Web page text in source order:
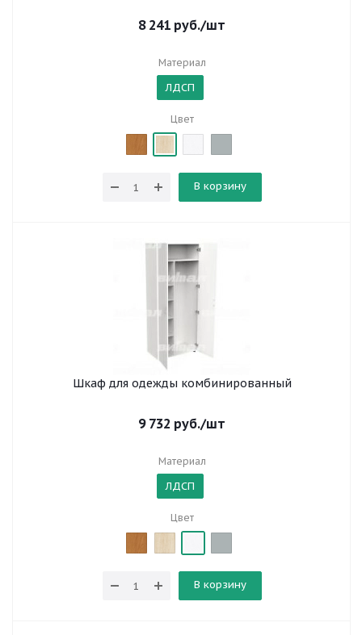
8 241 руб./шт
Материал
ЛДСП
Цвет
В корзину
Шкаф для одежды комбинированный
9 732 руб./шт
Материал
ЛДСП
Цвет
В корзину